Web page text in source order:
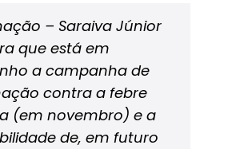
– Saraiva Júnior
que está em
a campanha de
contra a febre
(em novembro) e a
de, em futuro